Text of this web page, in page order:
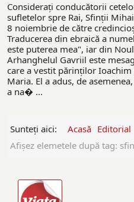
Consideraţi conducătorii
sufletelor spre Rai, Sfinții
8 noiembrie de către
Traducerea din ebraică a
este puterea mea", iar din
Arhanghelul Gavriil este
care a vestit părinţilor Ioachim
Maria. El a adus, de
a na� ...
Sunteți aici: Acasă Editorial
Afişez elemetele după tag: